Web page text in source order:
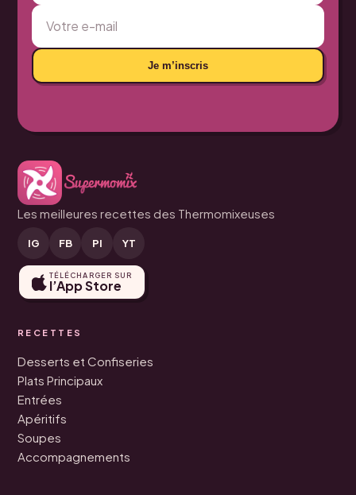
Je m’inscris
Les meilleures recettes des Thermomixeuses
IG FB PI YT
TÉLÉCHARGER SUR
l’App Store
RECETTES
Desserts et Confiseries
Plats Principaux
Entrées
Apéritifs
Soupes
Accompagnements